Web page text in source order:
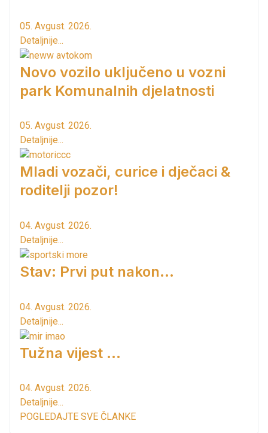
05. Avgust. 2026.
Detaljnije...
Novo vozilo uključeno u vozni
park Komunalnih djelatnosti
05. Avgust. 2026.
Detaljnije...
Mladi vozači, curice i dječaci &
roditelji pozor!
04. Avgust. 2026.
Detaljnije...
Stav: Prvi put nakon…
04. Avgust. 2026.
Detaljnije...
Tužna vijest ...
04. Avgust. 2026.
Detaljnije...
POGLEDAJTE SVE ČLANKE